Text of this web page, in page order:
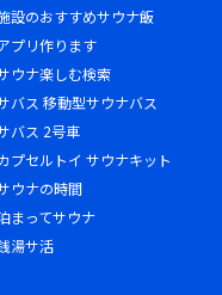
設のおすすめサウナ飯
プリ作ります
ウナ楽しむ検索
バス 移動型サウナバス
バス 2号車
プセルトイ サウナキット
ウナの時間
まってサウナ
湯サ活